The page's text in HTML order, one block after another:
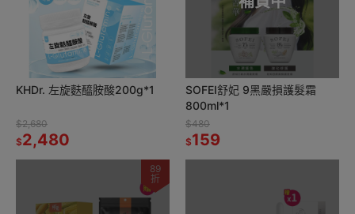
KHDr. 左旋麩醯胺酸200g*1
$2,680
$2,480
SOFEI舒妃 9黑嚴損護髮霜
800ml*1
$480
$159
89
折